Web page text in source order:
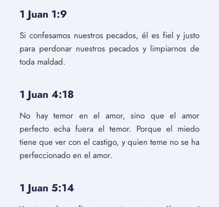
1 Juan 1:9
Si confesamos nuestros pecados, él es fiel y justo
para perdonar nuestros pecados y limpiarnos de
toda maldad.
1 Juan 4:18
No hay temor en el amor, sino que el amor
perfecto echa fuera el temor. Porque el miedo
tiene que ver con el castigo, y quien teme no se ha
perfeccionado en el amor.
1 Juan 5:14